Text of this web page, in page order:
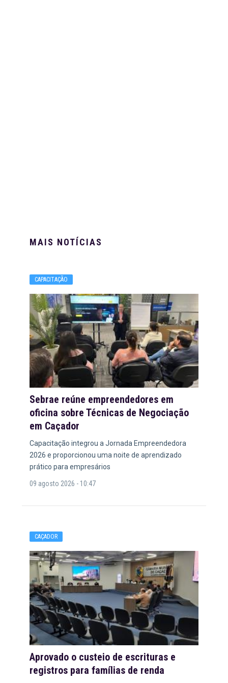
MAIS NOTÍCIAS
CAPACITAÇÃO
Sebrae reúne empreendedores em
oficina sobre Técnicas de Negociação
em Caçador
Capacitação integrou a Jornada Empreendedora
2026 e proporcionou uma noite de aprendizado
prático para empresários
09 agosto 2026 - 10:47
CAÇADOR
Aprovado o custeio de escrituras e
registros para famílias de renda